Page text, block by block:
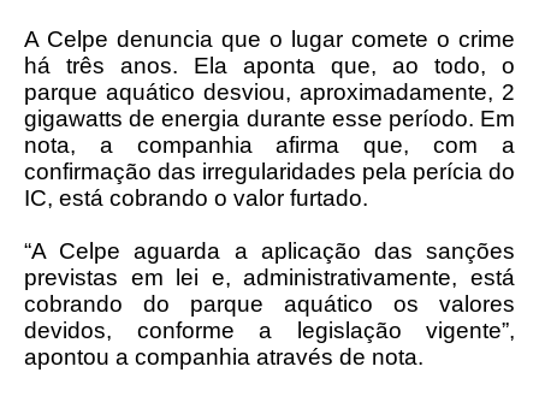
A Celpe denuncia que o lugar comete o crime
há três anos. Ela aponta que, ao todo, o
parque aquático desviou, aproximadamente, 2
gigawatts de energia durante esse período. Em
nota, a companhia afirma que, com a
confirmação das irregularidades pela perícia do
IC, está cobrando o valor furtado.
“A Celpe aguarda a aplicação das sanções
previstas em lei e, administrativamente, está
cobrando do parque aquático os valores
devidos, conforme a legislação vigente”,
apontou a companhia através de nota.